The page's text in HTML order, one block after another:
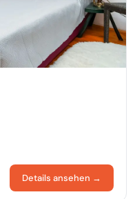
Details ansehen →